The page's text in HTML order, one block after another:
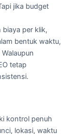
jika budget
biaya per klik,
bentuk waktu,
tetap
kontrol penuh
lokasi, waktu